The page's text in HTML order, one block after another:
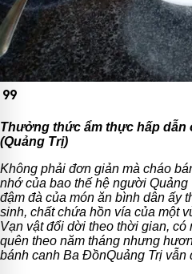
format_quote
Thưởng thức ẩm thực hấp dẫn
(Quảng Trị)
Không phải đơn giản mà cháo
nhớ của bao thế hệ người
đậm đà của món ăn bình dân ấy
sinh, chất chứa hồn vía của một
Vạn vật đổi dời theo thời gian,
quên theo năm tháng nhưng
bánh canh Ba ĐồnQuảng Trị